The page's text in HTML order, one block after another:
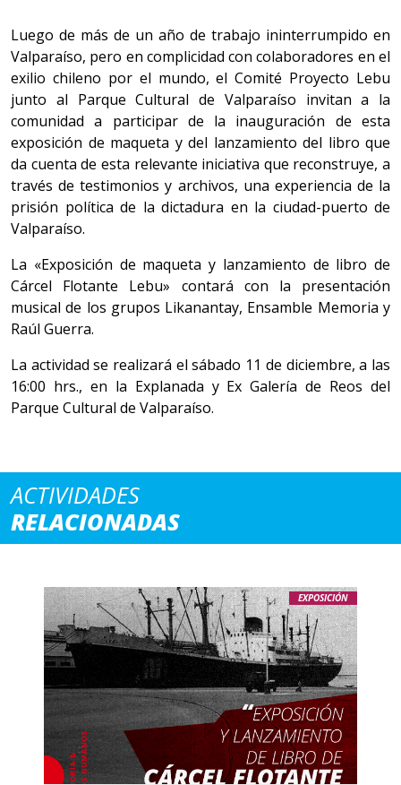
Luego de más de un año de trabajo ininterrumpido en
Valparaíso, pero en complicidad con colaboradores en el
exilio chileno por el mundo, el Comité Proyecto Lebu
junto al Parque Cultural de Valparaíso invitan a la
comunidad a participar de la inauguración de esta
exposición de maqueta y del lanzamiento del libro que
da cuenta de esta relevante iniciativa que reconstruye, a
través de testimonios y archivos, una experiencia de la
prisión política de la dictadura en la ciudad-puerto de
Valparaíso.
La «Exposición de maqueta y lanzamiento de libro de
Cárcel Flotante Lebu» contará con la presentación
musical de los grupos Likanantay, Ensamble Memoria y
Raúl Guerra.
La actividad se realizará el sábado 11 de diciembre, a las
16:00 hrs., en la Explanada y Ex Galería de Reos del
Parque Cultural de Valparaíso.
ACTIVIDADES
RELACIONADAS
EXPOSICIÓN